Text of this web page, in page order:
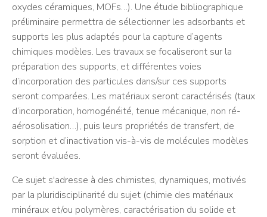
oxydes céramiques, MOFs…). Une étude bibliographique
préliminaire permettra de sélectionner les adsorbants et
supports les plus adaptés pour la capture d’agents
chimiques modèles. Les travaux se focaliseront sur la
préparation des supports, et différentes voies
d’incorporation des particules dans/sur ces supports
seront comparées. Les matériaux seront caractérisés (taux
d’incorporation, homogénéité, tenue mécanique, non ré-
aérosolisation…), puis leurs propriétés de transfert, de
sorption et d’inactivation vis-à-vis de molécules modèles
seront évaluées.
Ce sujet s'adresse à des chimistes, dynamiques, motivés
par la pluridisciplinarité du sujet (chimie des matériaux
minéraux et/ou polymères, caractérisation du solide et